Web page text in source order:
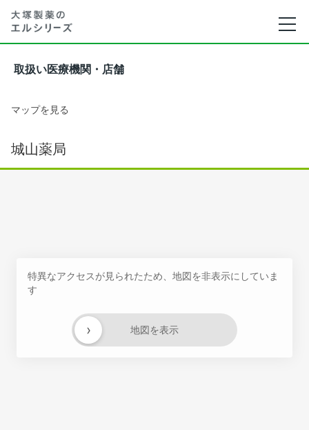
取扱い医療機関・店舗
マップを見る
城山薬局
特異なアクセスが見られたため、地図を非表示にしていま
す
地図を表示
›